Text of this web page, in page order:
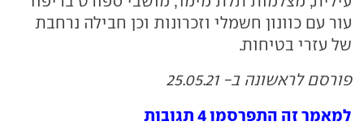
עור עם כוונון חשמלי וזכרונות וכן חבילה נרחבת
של עזרי בטיחות.
פורסם לראשונה ב- 25.05.21
למאמר זה התפרסמו 4 תגובות